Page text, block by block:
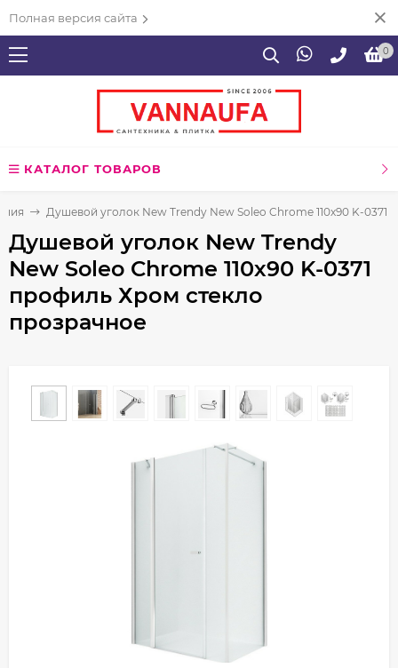
Полная версия сайта
0
КАТАЛОГ ТОВАРОВ
Душевой уголок New Trendy New Soleo Chrome 110х90 K-
Душевой уголок New Trendy
New Soleo Chrome 110х90 K-0371
профиль Хром стекло
прозрачное